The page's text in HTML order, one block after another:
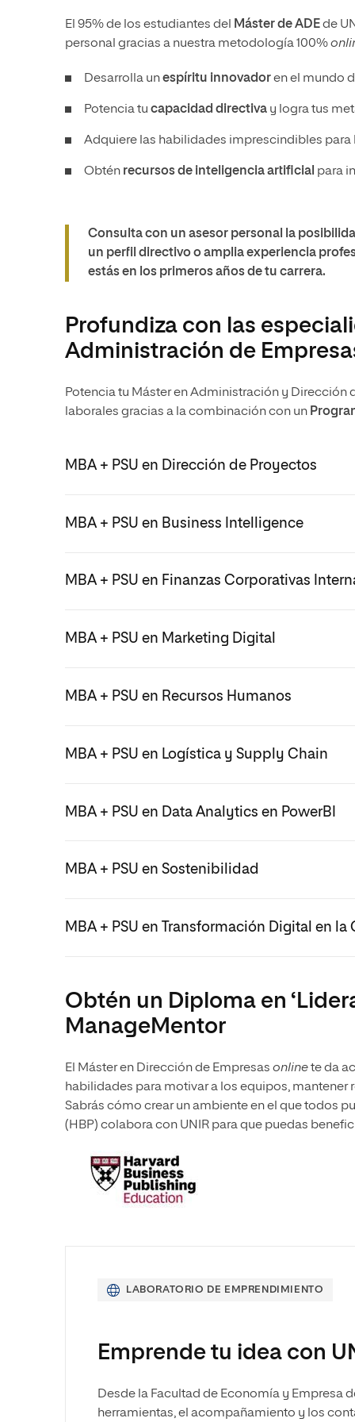
El 95% de los estudiantes del Máster de ADEde
personal gracias a nuestra metodología 100%
Desarrolla unespíritu innovadoren el mundo
Potencia tu capacidad directiva y logra tus
Adquiere las habilidades imprescindibles para
Obtén recursos de inteligencia artificial para
Consulta con un asesor personal la
un perfil directivo o amplia experiencia
estás en los primeros años de tu carrera.
Profundiza con las
Administración de
Potencia tu Máster en Administración y
laborales gracias a la combinación con un
MBA + PSU en Dirección de Proyectos
MBA + PSU en Business Intelligence
MBA + PSU en Finanzas Corporativas
MBA + PSU en Marketing Digital
MBA + PSU en Recursos Humanos
MBA + PSU en Logística y Supply Chain
MBA + PSU en Data Analytics en PowerBI
MBA + PSU en Sostenibilidad
MBA + PSU en Transformación Digital en
Obtén un Diploma en
ManageMentor
El Máster en Dirección de Empresas onlinete da
habilidades para motivar a los equipos,
Sabrás cómo crear un ambiente en el que todos
(HBP) colabora con UNIR para que puedas
LABORATORIO DE EMPRENDIMIENTO
Emprende tu idea con
Desde la Facultad de Economía y Empresa
herramientas, el acompañamiento y los